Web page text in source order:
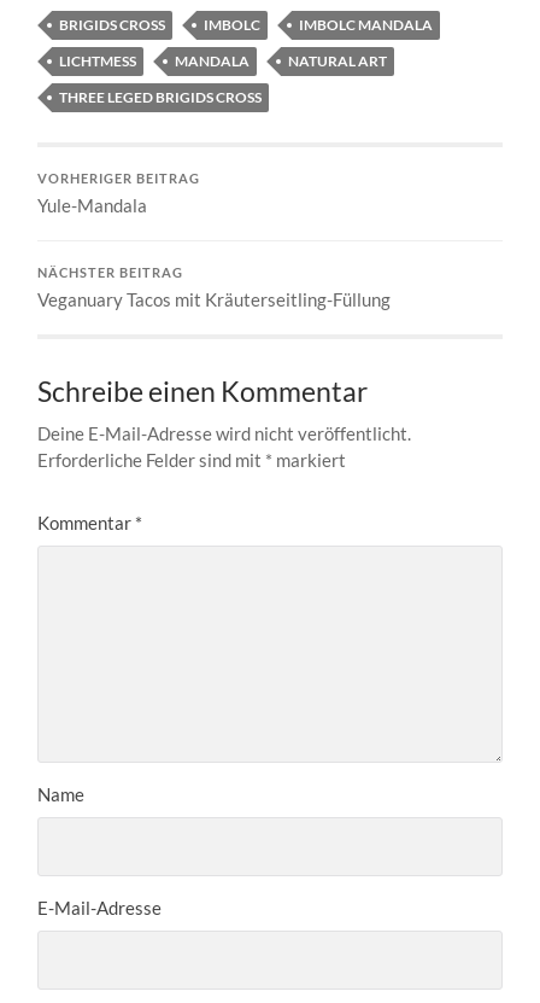
BRIGIDS CROSS IMBOLC
IMBOLC MANDALA
LICHTMESS
MANDALA
NATURAL ART
THREE LEGED BRIGIDS CROSS
VORHERIGER BEITRAG
Yule-Mandala
NÄCHSTER BEITRAG
Veganuary Tacos mit Kräuterseitling-Füllung
Schreibe einen Kommentar
Deine E-Mail-Adresse wird nicht veröffentlicht.
Erforderliche Felder sind mit * markiert
Kommentar *
Name
E-Mail-Adresse